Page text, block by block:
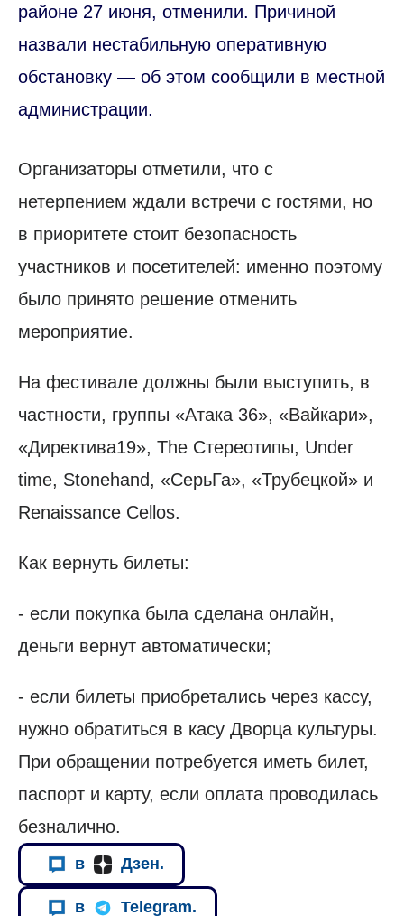
районе 27 июня, отменили. Причиной
назвали нестабильную оперативную
обстановку — об этом сообщили в местной
администрации.
Организаторы отметили, что с
нетерпением ждали встречи с гостями, но
в приоритете стоит безопасность
участников и посетителей: именно поэтому
было принято решение отменить
мероприятие.
На фестивале должны были выступить, в
частности, группы «Атака 36», «Вайкари»,
«Директива19», The Стереотипы, Under
time, Stonehand, «СерьГа», «Трубецкой» и
Renaissance Cellos.
Как вернуть билеты:
- если покупка была сделана онлайн,
деньги вернут автоматически;
- если билеты приобретались через кассу,
нужно обратиться в касу Дворца культуры.
При обращении потребуется иметь билет,
паспорт и карту, если оплата проводилась
безналично.
в Дзен.
в Telegram.